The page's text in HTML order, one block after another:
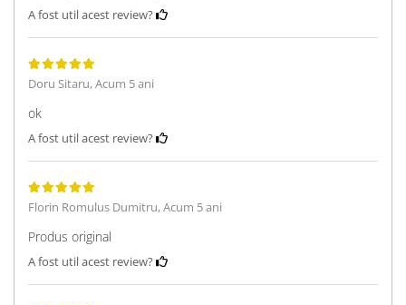
A fost util acest review?
Doru Sitaru,Acum 5 ani
ok
A fost util acest review?
Florin Romulus Dumitru,Acum 5 ani
Produs original
A fost util acest review?